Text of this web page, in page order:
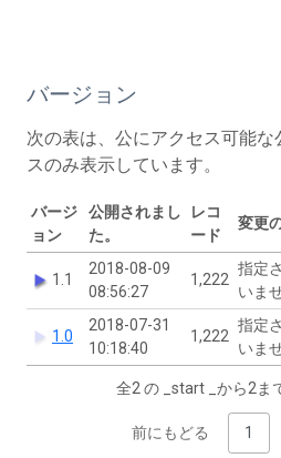
バージョン
次の表は、公にアクセス可能
スのみ表示しています。
バージ
ョン
公開されまし
た。
レコ
ード
変更
1.1
2018-08-09
08:56:27
1,222
指定
いま
1.0
2018-07-31
10:18:40
1,222
指定
いま
全2 の _start _から2ま
前にもどる 1